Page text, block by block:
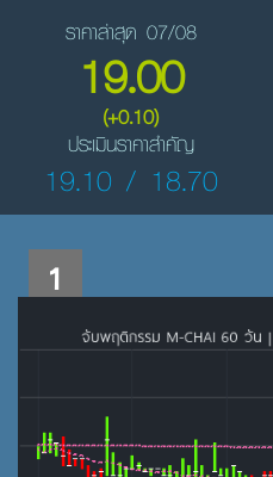
ราคาล่าสุด 07/08
19.00
(+0.10)
ประเมินราคาสำคัญ
19.10 / 18.70
1